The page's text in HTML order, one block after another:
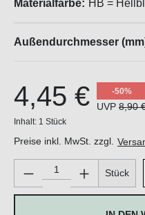
Materialfarbe: HB =
Außendurchmesser
4,45 € -50%
UVP 8,90
Inhalt: 1 Stück
Preise inkl. MwSt. zzgl.
Produkt Anzahl: Gib den
Stück